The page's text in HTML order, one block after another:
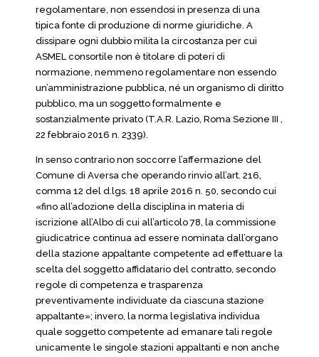
regolamentare, non essendosi in presenza di una
tipica fonte di produzione di norme giuridiche. A
dissipare ogni dubbio milita la circostanza per cui
ASMEL consortile non è titolare di poteri di
normazione, nemmeno regolamentare non essendo
un’amministrazione pubblica, né un organismo di diritto
pubblico, ma un soggetto formalmente e
sostanzialmente privato (T.A.R. Lazio, Roma Sezione III ,
22 febbraio 2016 n. 2339).
In senso contrario non soccorre l’affermazione del
Comune di Aversa che operando rinvio all’art. 216,
comma 12 del d.lgs. 18 aprile 2016 n. 50, secondo cui
«fino all’adozione della disciplina in materia di
iscrizione all’Albo di cui all’articolo 78, la commissione
giudicatrice continua ad essere nominata dall’organo
della stazione appaltante competente ad effettuare la
scelta del soggetto affidatario del contratto, secondo
regole di competenza e trasparenza
preventivamente individuate da ciascuna stazione
appaltante»; invero, la norma legislativa individua
quale soggetto competente ad emanare tali regole
unicamente le singole stazioni appaltanti e non anche